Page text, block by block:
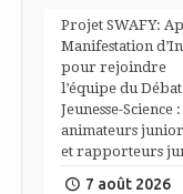
Projet SWAFY:
Manifestation
pour rejoindre
l’équipe du Débat
Jeunesse-Science
animateurs
et rapporteurs
7 août 2026